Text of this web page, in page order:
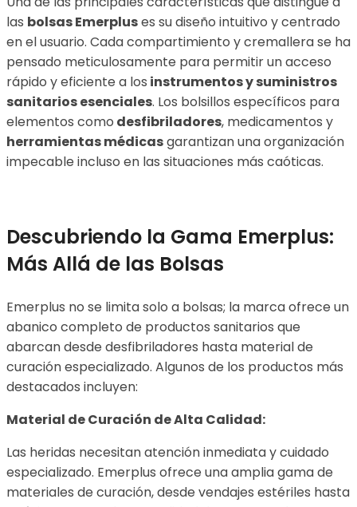
las bolsas Emerpluses su diseño intuitivo y centrado
en el usuario. Cada compartimiento y cremallera se ha
pensado meticulosamente para permitir un acceso
rápido y eficiente a los instrumentos y suministros
sanitarios esenciales. Los bolsillos específicos para
elementos como desfibriladores, medicamentos y
herramientas médicasgarantizan una organización
impecable incluso en las situaciones más caóticas.
Descubriendo la Gama Emerplus:
Más Allá de las Bolsas
Emerplus no se limita solo a bolsas; la marca ofrece un
abanico completo de productos sanitarios que
abarcan desde desfibriladores hasta material de
curación especializado. Algunos de los productos más
destacados incluyen:
Material de Curación de Alta Calidad:
Las heridas necesitan atención inmediata y cuidado
especializado. Emerplus ofrece una amplia gama de
materiales de curación, desde vendajes estériles hasta